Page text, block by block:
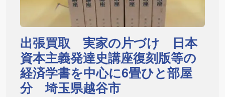
出張買取 実家の片づけ 日本
資本主義発達史講座復刻版等の
経済学書を中心に6畳ひと部屋
分 埼玉県越谷市